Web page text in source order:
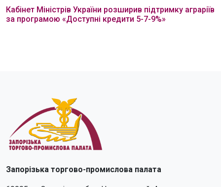
Кабінет Міністрів України розширив підтримку аграріїв
за програмою «Доступні кредити 5-7-9%»
Запорізька торгово-промислова палата